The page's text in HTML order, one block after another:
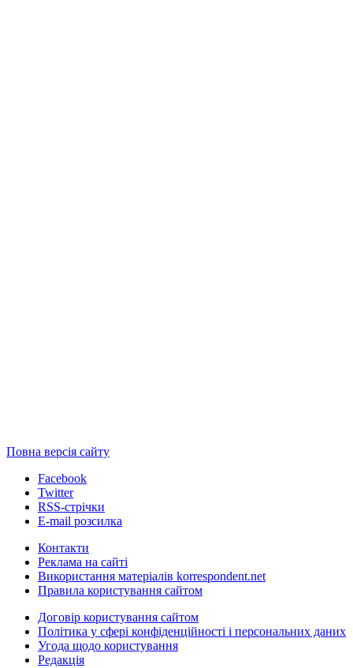
Повна версія сайту
Facebook
Twitter
RSS-стрічки
E-mail розсилка
Контакти
Реклама на сайті
Використання матеріалів korrespondent.net
Правила користування сайтом
Договір користування сайтом
Політика у сфері конфіденційності і персональних даних
Угода щодо користування
Редакція